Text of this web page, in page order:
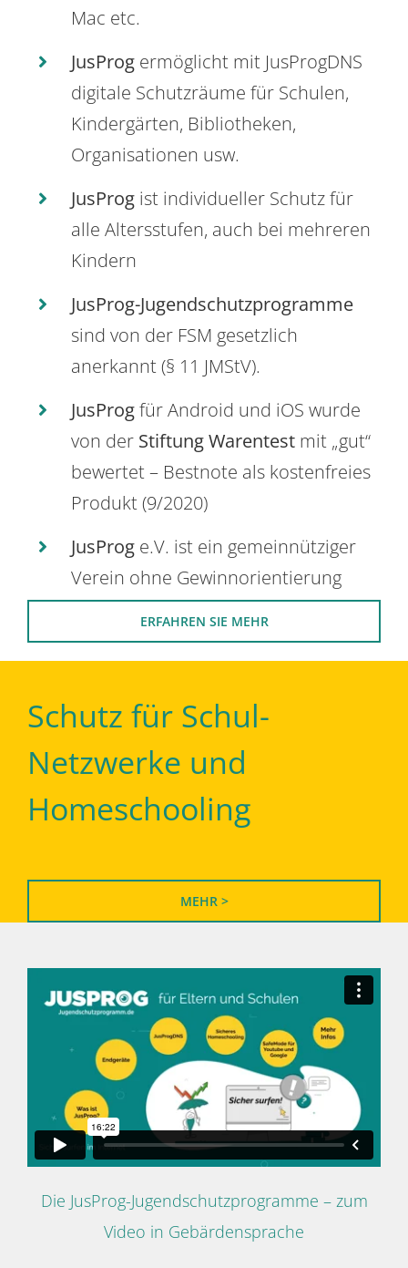
Mac etc.
JusProg ermöglicht mit JusProgDNS
digitale Schutzräume für Schulen,
Kindergärten, Bibliotheken,
Organisationen usw.
JusProg ist individueller Schutz für
alle Altersstufen, auch bei mehreren
Kindern
JusProg-Jugendschutzprogramme
sind von der FSM gesetzlich
anerkannt (§ 11 JMStV).
JusProgfür Android und iOS wurde
von der Stiftung Warentest mit „gut“
bewertet – Bestnote als kostenfreies
Produkt (9/2020)
JusProg e.V. ist ein gemeinnütziger
Verein ohne Gewinnorientierung
ERFAHREN SIE MEHR
Schutz für Schul-
Netzwerke und
Homeschooling
MEHR >
Die JusProg-Jugendschutzprogramme – zum
Video in Gebärdensprache